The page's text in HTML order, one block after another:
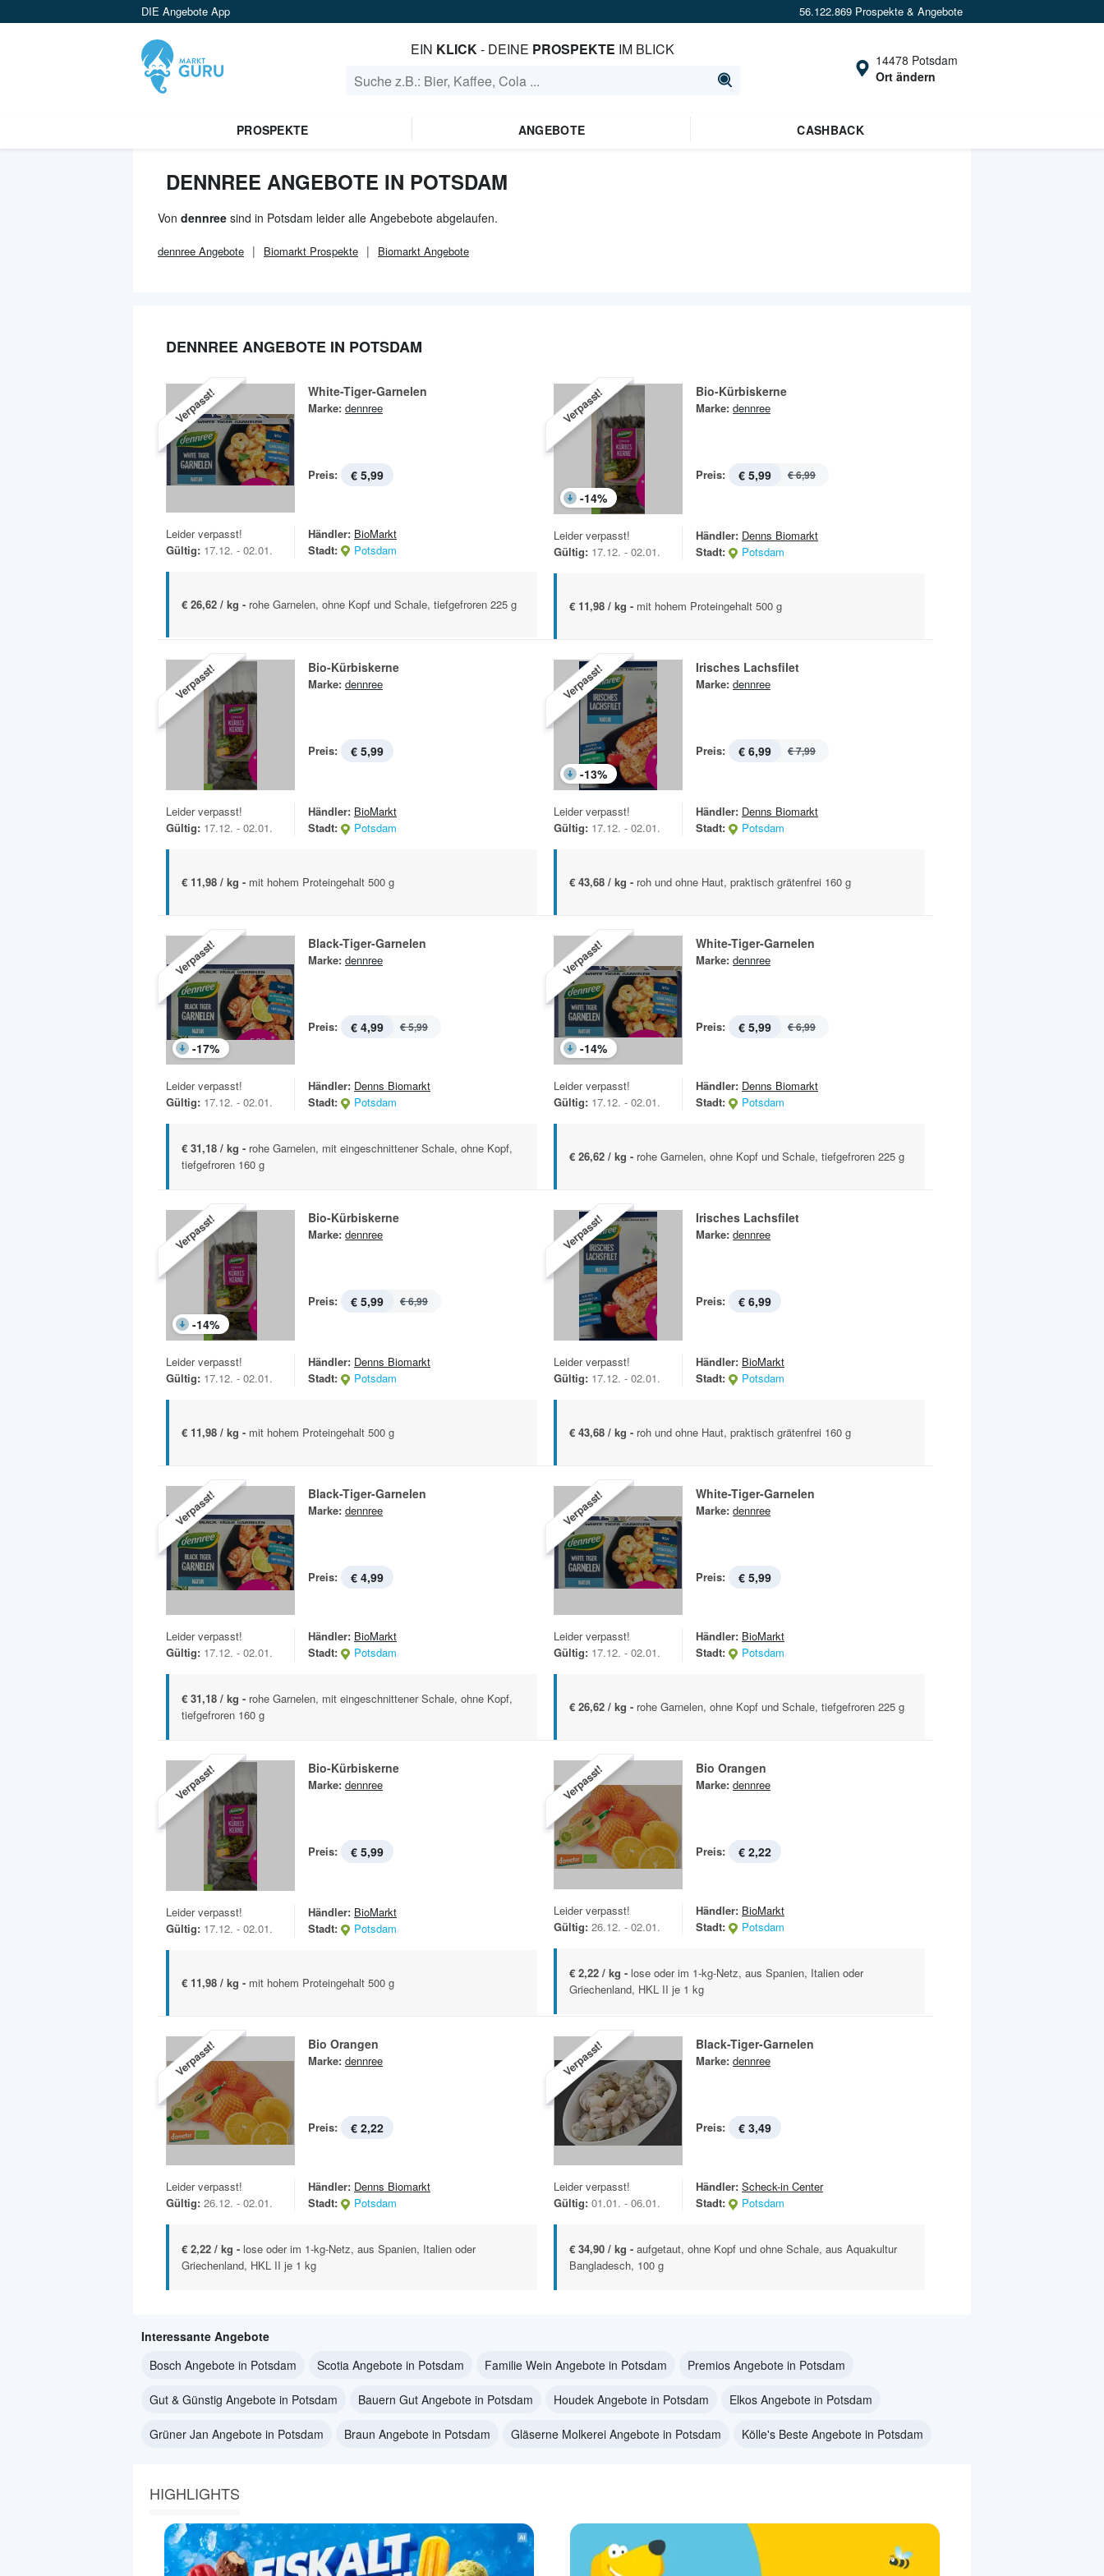
DIE Angebote App 56.122.869 Prospekte & Angebote
EIN KLICK- DEINE PROSPEKTE IM BLICK
14478 Potsdam
Ort ändern
PROSPEKTE ANGEBOTE CASHBACK
DENNREE ANGEBOTE IN POTSDAM
Von dennree sind in Potsdam leider alle Angebebote abgelaufen.
dennree Angebote Biomarkt Prospekte Biomarkt Angebote
DENNREE ANGEBOTE IN POTSDAM
Verpasst! White-Tiger-Garnelen
Marke: dennree
Preis: € 5,99
Leider verpasst!
Gültig: 17.12. - 02.01.
Händler: BioMarkt
Stadt:
Potsdam
€ 26,62 / kg - rohe Garnelen, ohne Kopf und Schale, tiefgefroren 225 g
Verpasst!
-14%
Bio-Kürbiskerne
Marke: dennree
Preis: € 5,99 € 6,99
Leider verpasst!
Gültig: 17.12. - 02.01.
Händler: Denns Biomarkt
Stadt:
Potsdam
€ 11,98 / kg - mit hohem Proteingehalt 500 g
Verpasst! Bio-Kürbiskerne
Marke: dennree
Preis: € 5,99
Leider verpasst!
Gültig: 17.12. - 02.01.
Händler: BioMarkt
Stadt:
Potsdam
€ 11,98 / kg - mit hohem Proteingehalt 500 g
Verpasst!
-13%
Irisches Lachsfilet
Marke: dennree
Preis: € 6,99 € 7,99
Leider verpasst!
Gültig: 17.12. - 02.01.
Händler: Denns Biomarkt
Stadt:
Potsdam
€ 43,68 / kg - roh und ohne Haut, praktisch grätenfrei 160 g
Verpasst!
-17%
Black-Tiger-Garnelen
Marke: dennree
Preis: € 4,99 € 5,99
Leider verpasst!
Gültig: 17.12. - 02.01.
Händler: Denns Biomarkt
Stadt:
Potsdam
€ 31,18 / kg - rohe Garnelen, mit eingeschnittener Schale, ohne Kopf,
tiefgefroren 160 g
Verpasst!
-14%
White-Tiger-Garnelen
Marke: dennree
Preis: € 5,99 € 6,99
Leider verpasst!
Gültig: 17.12. - 02.01.
Händler: Denns Biomarkt
Stadt:
Potsdam
€ 26,62 / kg - rohe Garnelen, ohne Kopf und Schale, tiefgefroren 225 g
Verpasst!
-14%
Bio-Kürbiskerne
Marke: dennree
Preis: € 5,99 € 6,99
Leider verpasst!
Gültig: 17.12. - 02.01.
Händler: Denns Biomarkt
Stadt:
Potsdam
€ 11,98 / kg - mit hohem Proteingehalt 500 g
Verpasst! Irisches Lachsfilet
Marke: dennree
Preis: € 6,99
Leider verpasst!
Gültig: 17.12. - 02.01.
Händler: BioMarkt
Stadt:
Potsdam
€ 43,68 / kg - roh und ohne Haut, praktisch grätenfrei 160 g
Verpasst! Black-Tiger-Garnelen
Marke: dennree
Preis: € 4,99
Leider verpasst!
Gültig: 17.12. - 02.01.
Händler: BioMarkt
Stadt:
Potsdam
€ 31,18 / kg - rohe Garnelen, mit eingeschnittener Schale, ohne Kopf,
tiefgefroren 160 g
Verpasst! White-Tiger-Garnelen
Marke: dennree
Preis: € 5,99
Leider verpasst!
Gültig: 17.12. - 02.01.
Händler: BioMarkt
Stadt:
Potsdam
€ 26,62 / kg - rohe Garnelen, ohne Kopf und Schale, tiefgefroren 225 g
Verpasst! Bio-Kürbiskerne
Marke: dennree
Preis: € 5,99
Leider verpasst!
Gültig: 17.12. - 02.01.
Händler: BioMarkt
Stadt:
Potsdam
€ 11,98 / kg - mit hohem Proteingehalt 500 g
Verpasst! Bio Orangen
Marke: dennree
Preis: € 2,22
Leider verpasst!
Gültig: 26.12. - 02.01.
Händler: BioMarkt
Stadt:
Potsdam
€ 2,22 / kg - lose oder im 1-kg-Netz, aus Spanien, Italien oder
Griechenland, HKL II je 1 kg
Verpasst! Bio Orangen
Marke: dennree
Preis: € 2,22
Leider verpasst!
Gültig: 26.12. - 02.01.
Händler: Denns Biomarkt
Stadt:
Potsdam
€ 2,22 / kg - lose oder im 1-kg-Netz, aus Spanien, Italien oder
Griechenland, HKL II je 1 kg
Verpasst! Black-Tiger-Garnelen
Marke: dennree
Preis: € 3,49
Leider verpasst!
Gültig: 01.01. - 06.01.
Händler: Scheck-in Center
Stadt:
Potsdam
€ 34,90 / kg - aufgetaut, ohne Kopf und ohne Schale, aus Aquakultur
Bangladesch, 100 g
Interessante Angebote
Bosch Angebote in Potsdam
Scotia Angebote in Potsdam Familie Wein Angebote in Potsdam Premios Angebote in Potsdam
Gut & Günstig Angebote in Potsdam Bauern Gut Angebote in Potsdam Houdek Angebote in Potsdam Elkos Angebote in Potsdam
Grüner Jan Angebote in Potsdam Braun Angebote in Potsdam Gläserne Molkerei Angebote in Potsdam Kölle's Beste Angebote in Potsdam
HIGHLIGHTS